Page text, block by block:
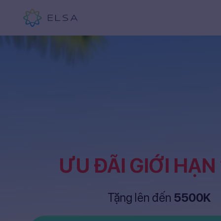
ƯU ĐÃI GIỚI
Tặng lên đến 5500K